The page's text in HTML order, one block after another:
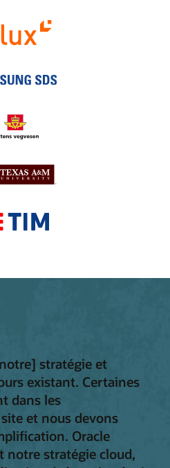
stratégie et
existant. Certaines
dans les
et nous devons
Oracle
stratégie cloud,